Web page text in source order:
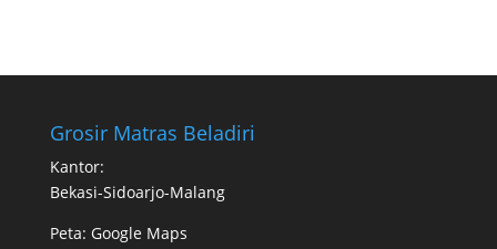
Grosir Matras Beladiri
Kantor:
Bekasi-Sidoarjo-Malang
Peta: Google Maps